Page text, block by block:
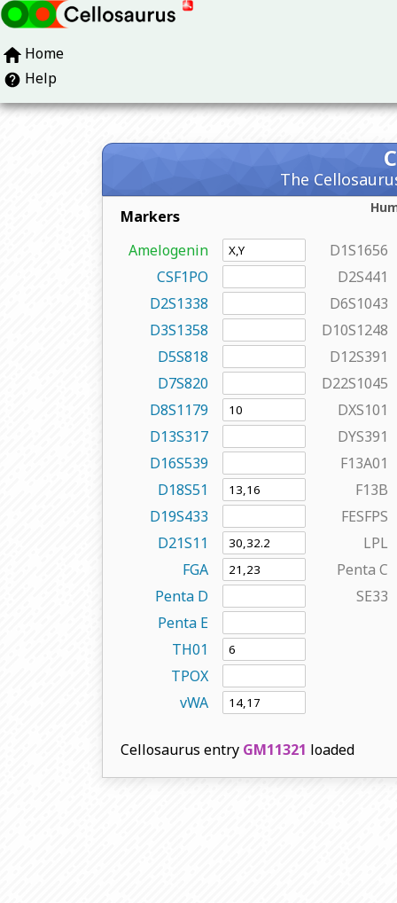
Home
Help
The
Markers
Amelogenin
CSF1PO
D2S1338
D3S1358
D5S818
D7S820
D8S1179
D13S317
D16S539
D18S51
D19S433
D21S11
FGA
Penta D
Penta E
TH01
TPOX
vWA
D1S1656
D2S441
D6S1043
D10S1248
D12S391
D22S1045
DXS101
DYS391
F13A01
F13B
FESFPS
LPL
Penta C
SE33
Cellosaurus entry GM11321 loaded